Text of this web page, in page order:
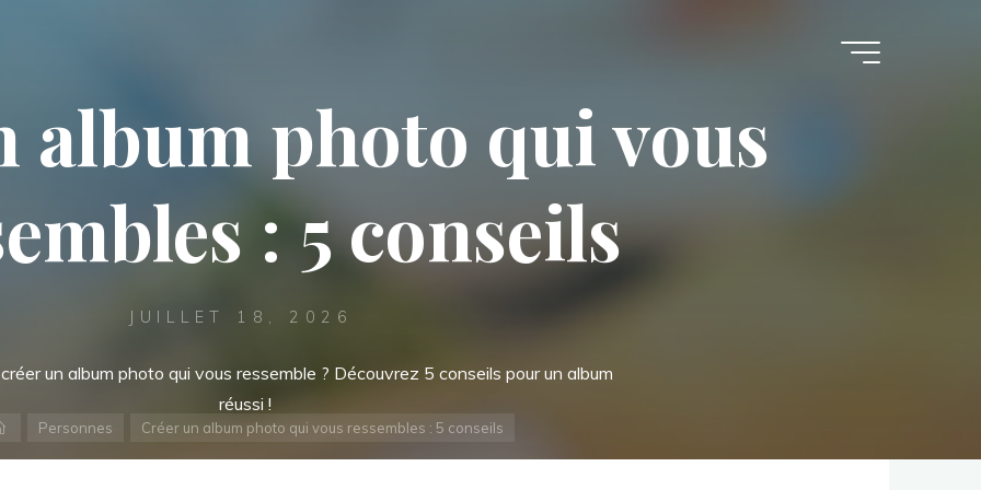
album photo qui vous
: 5 conseils
JUILLET 18, 2026
AccueilPersonnes Créer un album photo qui vous ressembles : 5 conseils
un album photo qui vous ressemble ? Découvrez 5 conseils pour un album
réussi !